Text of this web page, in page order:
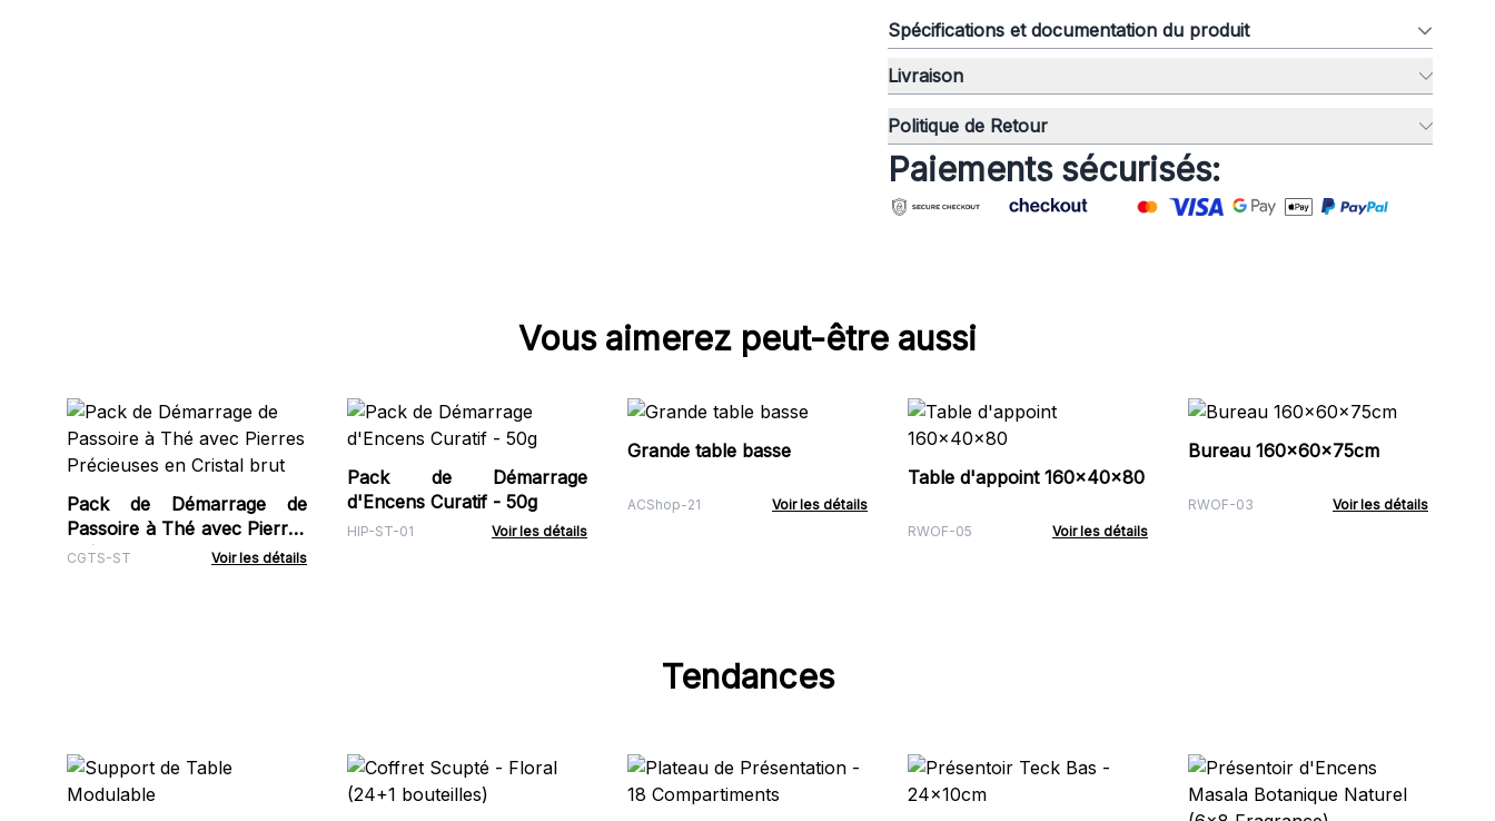
Spécifications et documentation du produit
Livraison
Politique de Retour
Paiements sécurisés:
Vous aimerez peut-être aussi
Pack de Démarrage de
Passoire à Thé avec Pierres
Précieuses en Cristal brut
CGTS-ST Voir les détails
Pack de Démarrage
d'Encens Curatif - 50g
HIP-ST-01 Voir les détails
Grande table basse
ACShop-21 Voir les détails
Table d'appoint 160x40x80
RWOF-05 Voir les détails
Bureau 160x60x75cm
RWOF-03 Voir les détails
Tendances